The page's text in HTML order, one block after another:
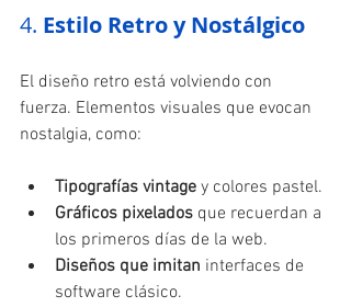
4. Estilo Retro y Nostálgico
El diseño retro está volviendo con
fuerza. Elementos visuales que evocan
nostalgia, como:
Tipografías vintage y colores pastel.
Gráficos pixelados que recuerdan a
los primeros días de la web.
Diseños que imitan interfaces de
software clásico.